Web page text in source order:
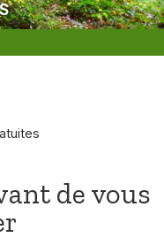
de vous